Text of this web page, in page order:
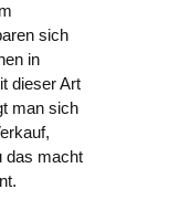
sich
in
dieser Art
man sich
das macht